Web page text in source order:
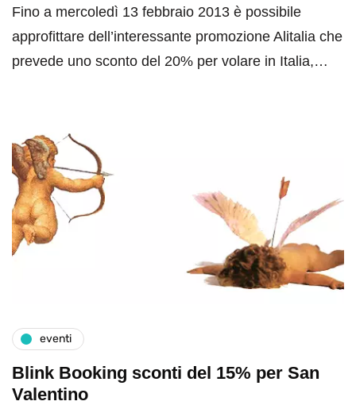
Fino a mercoledì 13 febbraio 2013 è possibile
approfittare dell’interessante promozione Alitalia che
prevede uno sconto del 20% per volare in Italia,…
eventi
Blink Booking sconti del 15% per San
Valentino